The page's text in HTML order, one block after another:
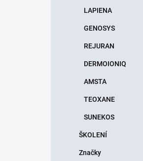
LAPIENA
GENOSYS
REJURAN
DERMOIONIQ
AMSTA
TEOXANE
SUNEKOS
ŠKOLENÍ
Značky